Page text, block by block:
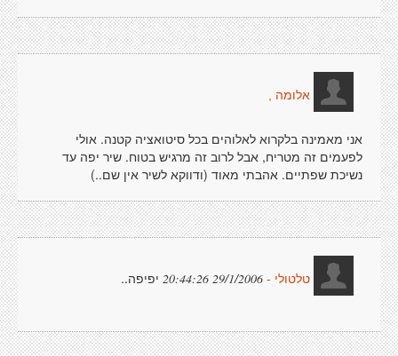
אלומה ,
אני מאמינה בלקרוא לאלוהים בכל סיטואציה קטנה. אולי
לפעמים זה מטריח, אבל לרוב זה מרגיש בטוח. שיר יפה עד
נשיכת שפתיים. אהבתי מאוד (ודווקא לשיר אין שם..)
טלטולי - 29/1/2006 20:44:26 יפיפה..